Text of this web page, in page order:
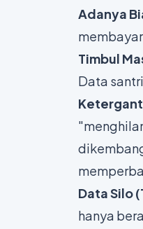
Adanya
Timbul
Data
Data Silo
hanya